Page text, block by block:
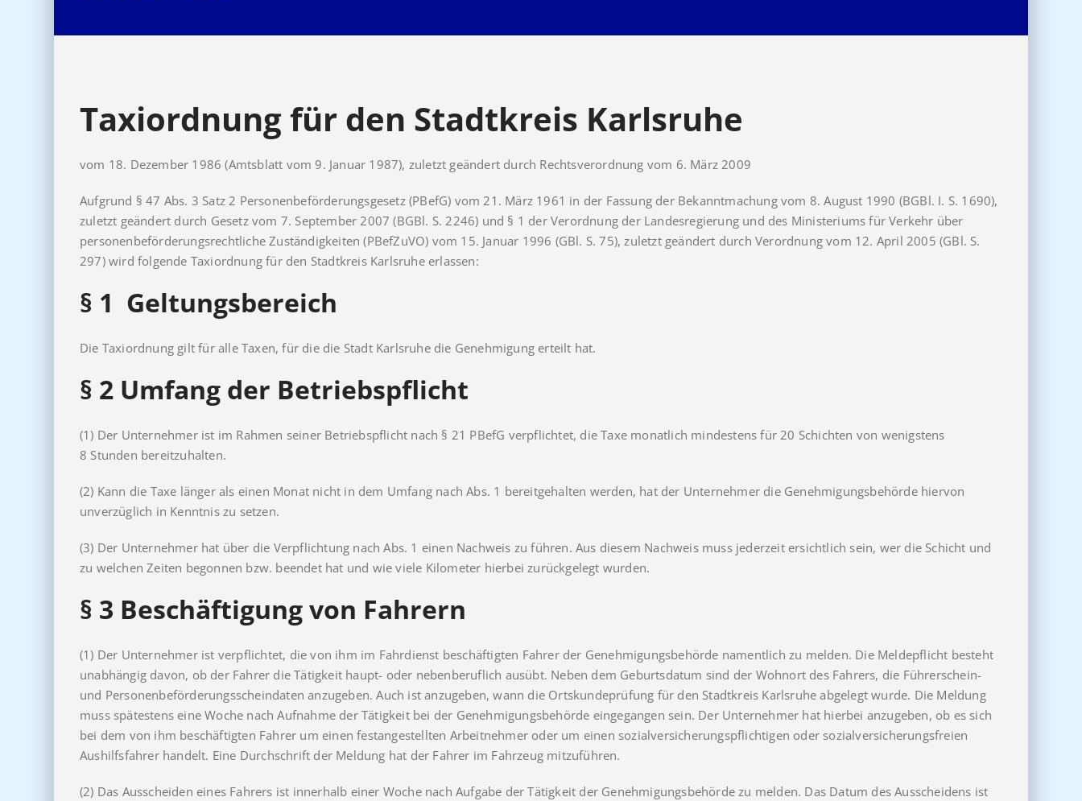
Taxiordnung für den Stadtkreis Karlsruhe
vom 18. Dezember 1986 (Amtsblatt vom 9. Januar 1987), zuletzt geändert durch Rechtsverordnung vom 6. März 2009
Aufgrund § 47 Abs. 3 Satz 2 Personenbeförderungsgesetz (PBefG) vom 21. März 1961 in der Fassung der Bekanntmachung vom 8. August 1990 (BGBl. I. S. 1690),
zuletzt geändert durch Gesetz vom 7. September 2007 (BGBl. S. 2246) und § 1 der Verordnung der Landesregierung und des Ministeriums für Verkehr über
personenbeförderungsrechtliche Zuständigkeiten (PBefZuVO) vom 15. Januar 1996 (GBl. S. 75), zuletzt geändert durch Verordnung vom 12. April 2005 (GBl. S.
297) wird folgende Taxiordnung für den Stadtkreis Karlsruhe erlassen:
§ 1 Geltungsbereich
Die Taxiordnung gilt für alle Taxen, für die die Stadt Karlsruhe die Genehmigung erteilt hat.
§ 2 Umfang der Betriebspflicht
(1) Der Unternehmer ist im Rahmen seiner Betriebspflicht nach § 21 PBefG verpflichtet, die Taxe monatlich mindestens für 20 Schichten von wenigstens
8 Stunden bereitzuhalten.
(2) Kann die Taxe länger als einen Monat nicht in dem Umfang nach Abs. 1 bereitgehalten werden, hat der Unternehmer die Genehmigungsbehörde hiervon
unverzüglich in Kenntnis zu setzen.
(3) Der Unternehmer hat über die Verpflichtung nach Abs. 1 einen Nachweis zu führen. Aus diesem Nachweis muss jederzeit ersichtlich sein, wer die Schicht und
zu welchen Zeiten begonnen bzw. beendet hat und wie viele Kilometer hierbei zurückgelegt wurden.
§ 3 Beschäftigung von Fahrern
(1) Der Unternehmer ist verpflichtet, die von ihm im Fahrdienst beschäftigten Fahrer der Genehmigungsbehörde namentlich zu melden. Die Meldepflicht besteht
unabhängig davon, ob der Fahrer die Tätigkeit haupt- oder nebenberuflich ausübt. Neben dem Geburtsdatum sind der Wohnort des Fahrers, die Führerschein-
und Personenbeförderungsscheindaten anzugeben. Auch ist anzugeben, wann die Ortskundeprüfung für den Stadtkreis Karlsruhe abgelegt wurde. Die Meldung
muss spätestens eine Woche nach Aufnahme der Tätigkeit bei der Genehmigungsbehörde eingegangen sein. Der Unternehmer hat hierbei anzugeben, ob es sich
bei dem von ihm beschäftigten Fahrer um einen festangestellten Arbeitnehmer oder um einen sozialversicherungspflichtigen oder sozialversicherungsfreien
Aushilfsfahrer handelt. Eine Durchschrift der Meldung hat der Fahrer im Fahrzeug mitzuführen.
(2) Das Ausscheiden eines Fahrers ist innerhalb einer Woche nach Aufgabe der Tätigkeit der Genehmigungsbehörde zu melden. Das Datum des Ausscheidens ist